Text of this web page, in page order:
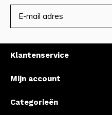
Klantenservice
Mijn account
Categorieën